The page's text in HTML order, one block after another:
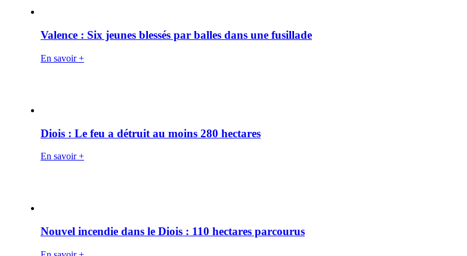
Valence : Six jeunes blessés par balles dans une fusillade
En savoir +
Diois : Le feu a détruit au moins 280 hectares
En savoir +
Nouvel incendie dans le Diois : 110 hectares parcourus